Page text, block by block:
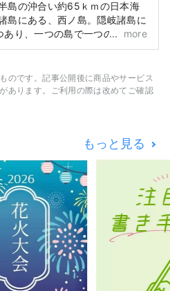
島の沖合い約65ｋｍの日本海
島にある、西ノ島。隠岐諸島に
あり、一つの島で一つの町を形
大きな島が西ノ島です。 550万
景勝地『摩天崖』や『通天
わがきなどの新鮮な海産物、神
more
のです。記事公開後に商品やサービス
あります。ご利用の際は改めてご確認
もっと見る